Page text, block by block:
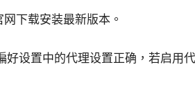
下载安装最新版本。
好设置中的代理设置正确，若启用